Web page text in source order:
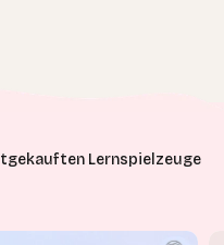
Lernspielzeuge